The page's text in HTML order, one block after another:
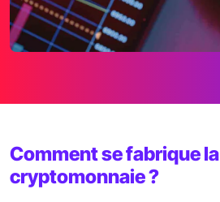
Comment se fabrique la
cryptomonnaie ?